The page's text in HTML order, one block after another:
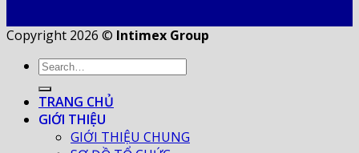
Copyright 2026 © Intimex Group
TRANG CHỦ
GIỚI THIỆU
GIỚI THIỆU CHUNG